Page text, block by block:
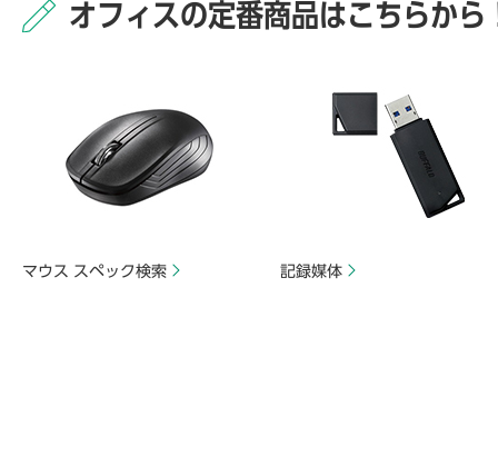
オフィスの定番商品はこちらから
マウス スペック検索 記録媒体